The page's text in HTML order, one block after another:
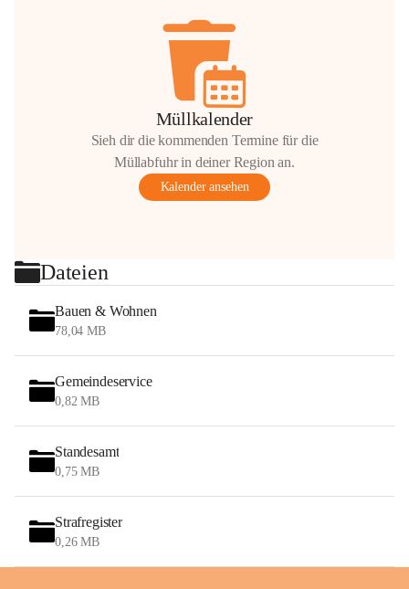
Müllkalender
Sieh dir die kommenden Termine für die
Müllabfuhr in deiner Region an.
Kalender ansehen
Dateien
Bauen & Wohnen
78,04 MB
Gemeindeservice
0,82 MB
Standesamt
0,75 MB
Strafregister
0,26 MB